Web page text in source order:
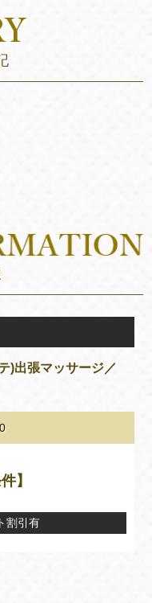
)出張マッサージ／
】
割引有